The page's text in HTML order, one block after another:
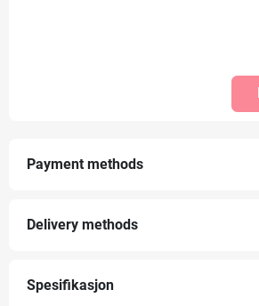
Payment methods
Delivery methods
Spesifikasjon